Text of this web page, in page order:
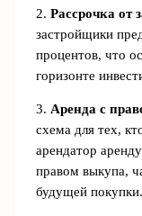
2. Рассрочка от
застройщики
процентов, что
горизонте
3. Аренда с
схема для тех,
арендатор
правом выкупа,
будущей покупки.